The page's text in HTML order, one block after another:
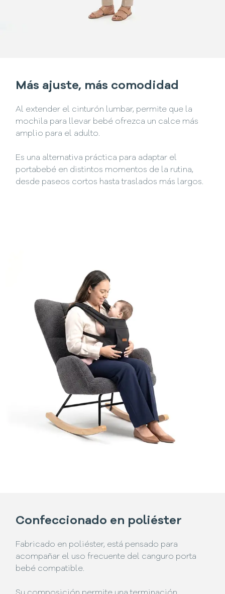
Más ajuste, más comodidad
Al extender el cinturón lumbar, permite que la
mochila para llevar bebé ofrezca un calce más
amplio para el adulto.
Es una alternativa práctica para adaptar el
portabebé en distintos momentos de la rutina,
desde paseos cortos hasta traslados más largos.
Confeccionado en poliéster
Fabricado en poliéster, está pensado para
acompañar el uso frecuente del canguro porta
bebé compatible.